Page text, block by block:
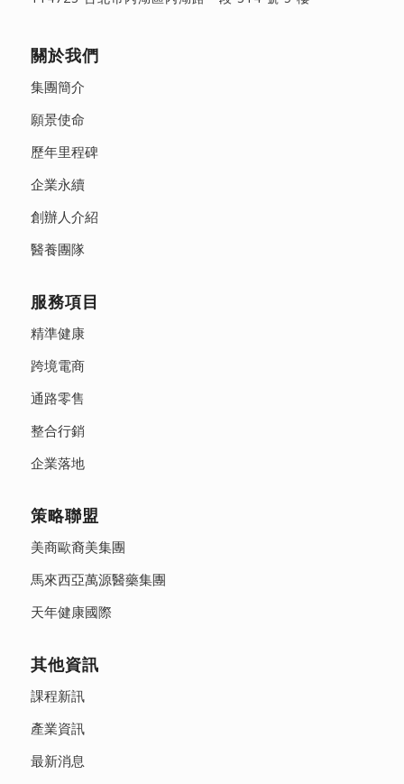
關於我們
集團簡介
願景使命
歷年里程碑
企業永續
創辦人介紹
醫養團隊
服務項目
精準健康
跨境電商
通路零售
整合行銷
企業落地
策略聯盟
美商歐裔美集團
馬來西亞萬源醫藥集團
天年健康國際
其他資訊
課程新訊
產業資訊
最新消息